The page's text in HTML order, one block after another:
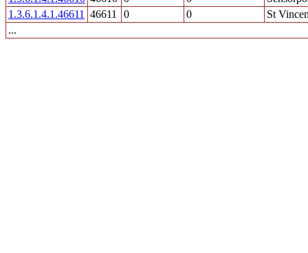
1.3.6.1.4.1.46611
46611 0 0
St
...